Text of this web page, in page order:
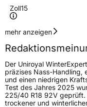
Zoll15
Geschwindigkeitsindex
Höchstgeschwindigkeit
Lastindex85
Höchstlast515 kg
mehr anzeigen
Der Uniroyal
präzises Nass-Handling,
und einen niedrigen
Test des Jahres 2025
225/40 R18 92V
trockener und